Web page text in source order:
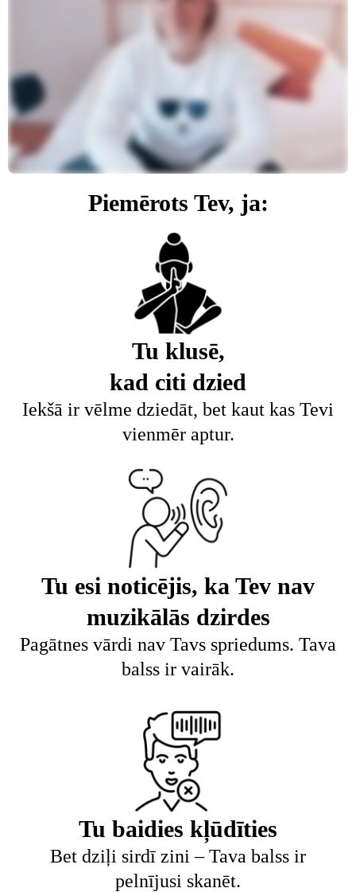
Piemērots Tev, ja:
Tu klusē,
kad citi dzied
Iekšā ir vēlme dziedāt, bet kaut kas Tevi
vienmēr aptur.
Tu esi noticējis, ka Tev nav
muzikālās dzirdes
Pagātnes vārdi nav Tavs spriedums. Tava
balss ir vairāk.
Tu baidies kļūdīties
Bet dziļi sirdī zini – Tava balss ir
pelnījusi skanēt.